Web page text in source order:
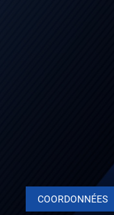
COORDONNÉES